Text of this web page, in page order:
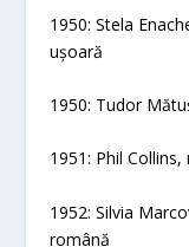
1950: Stela
ușoară
1950: Tudor
1951: Phil
1952: Silvia
română